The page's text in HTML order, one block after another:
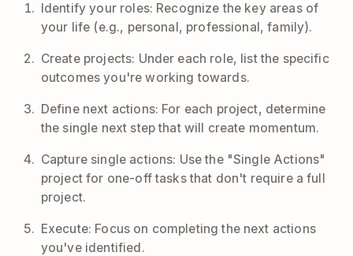
Identify your roles: Recognize the key areas of
your life (e.g., personal, professional, family).
Create projects: Under each role, list the specific
outcomes you're working towards.
Define next actions: For each project, determine
the single next step that will create momentum.
Capture single actions: Use the "Single Actions"
project for one-off tasks that don't require a full
project.
Execute: Focus on completing the next actions
you've identified.